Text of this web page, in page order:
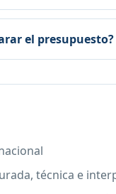
el presupuesto?
técnica e